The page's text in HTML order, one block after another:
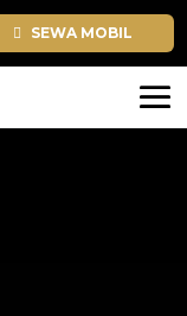
SEWA MOBIL